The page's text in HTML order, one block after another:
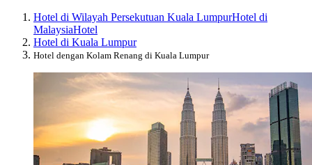
Hotel di Wilayah Persekutuan Kuala LumpurHotel di
MalaysiaHotel
Hotel di Kuala Lumpur
Hotel dengan Kolam Renang di Kuala Lumpur